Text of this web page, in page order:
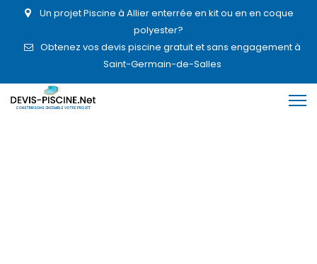
Un projet Piscine à Allier enterrée en kit ou en en coque
polyester?
Obtenez vos devis piscine gratuit et sans engagement à
Saint-Germain-de-Salles